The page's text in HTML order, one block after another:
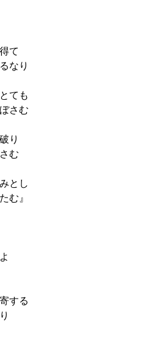
て
なり
ても
さむ
り
む
とし
む』
する